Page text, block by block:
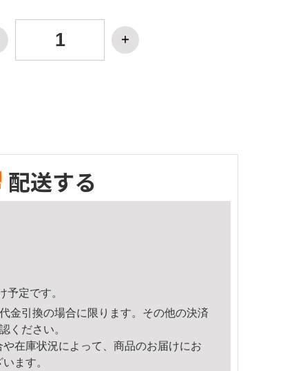
配送する
予定です。
金引換の場合に限ります。その他の決済
ください。
在庫状況によって、商品のお届けにお
ます。